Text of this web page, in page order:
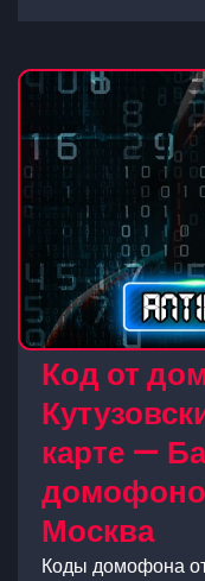
Код от
карте —
Москва
Коды домофона